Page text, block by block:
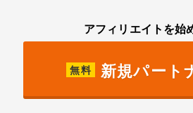
アフィリエイトを始
無料 新規パート